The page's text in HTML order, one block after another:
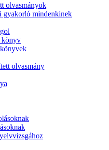
olvasmányok
gyakorló mindenkinek
könyv
olvasmány